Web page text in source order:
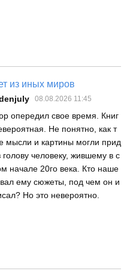
из иных миров
08.08.2026 11:45
опередил свое время. Книг
Не понятно, как т
мысли и картины могли прид
голову человеку, жившему в с
начале 20го века. Кто наше
ему сюжеты, под чем он и
Но это невероятно.